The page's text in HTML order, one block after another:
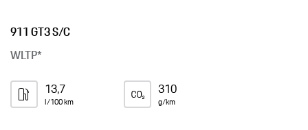
911 GT3 S/C
WLTP*
13,7
l/100 km
310
g/km